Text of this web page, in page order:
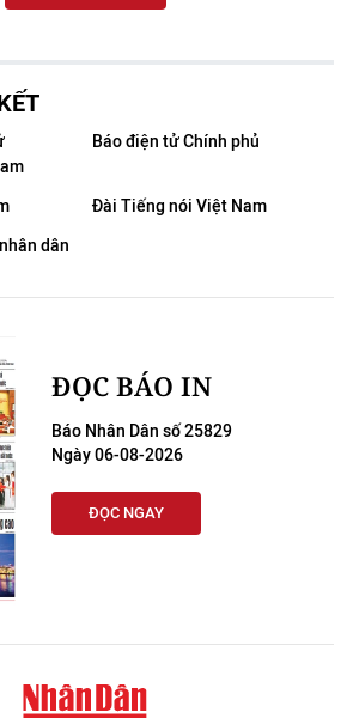
Báo điện tử Chính phủ
Đài Tiếng nói Việt Nam
dân
ĐỌC BÁO IN
Báo Nhân Dân số 25829
Ngày 06-08-2026
ĐỌC NGAY